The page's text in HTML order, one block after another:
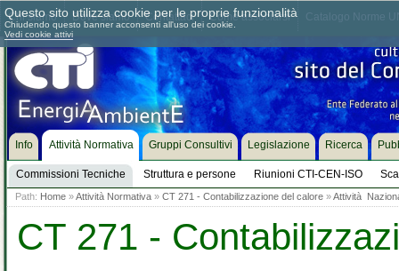
Chi siamo Dove siamo Contattaci Come associarsi
Info Attività Normativa
Commissioni Tecniche Struttura e persone Riunioni CTI-CEN-ISO
Gruppi Consultivi Legislazione Ricerca
Path: Home »Attività Normativa » CT 271 - Contabilizzazione del calore »Attività
CT 271 -
Questo sito utilizza cookie per le proprie funzionalità
Chiudendo questo banner acconsenti all'uso dei cookie.
Vedi cookie attivi